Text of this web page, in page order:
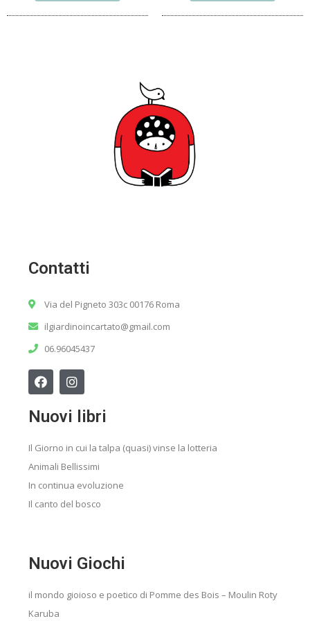
Contatti
Via del Pigneto 303c 00176 Roma
ilgiardinoincartato@gmail.com
06.96045437
Nuovi libri
Il Giorno in cui la talpa (quasi) vinse la lotteria
Animali Bellissimi
In continua evoluzione
Il canto del bosco
Nuovi Giochi
il mondo gioioso e poetico di Pomme des Bois – Moulin Roty
Karuba